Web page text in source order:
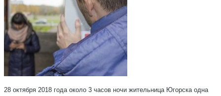
28 октября 2018 года около 3 часов ночи жительница Югорска одна